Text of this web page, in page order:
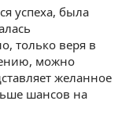
успеха, была
только веря в
можно
желанное
шансов на